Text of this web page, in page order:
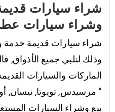
وشراء سيارات
شراء سيارات قديمة خدمة
وذلك لنلبي جميع الأذواق,
الماركات والسيارات
” مرسيدس, تويوتا, نيسان,
بيع وشراء السيارات